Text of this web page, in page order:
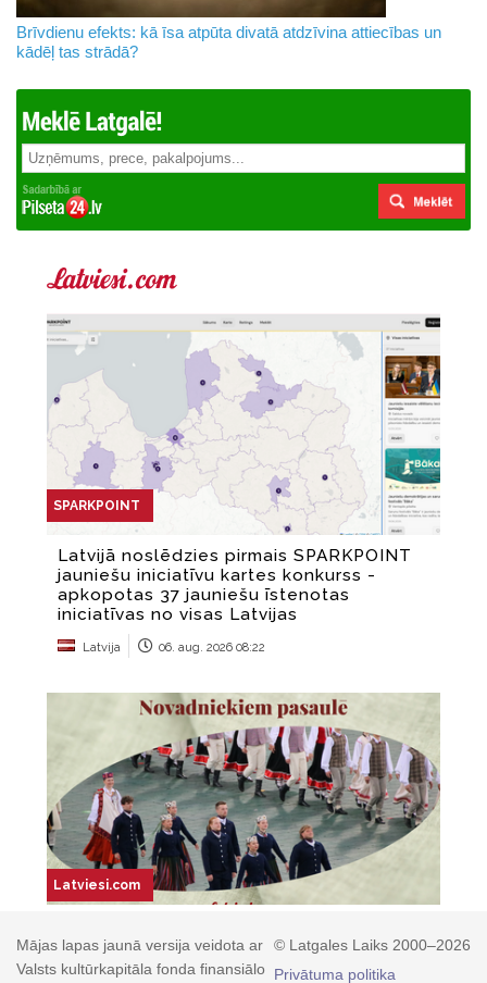
Brīvdienu efekts: kā īsa atpūta divatā atdzīvina attiecības un
kādēļ tas strādā?
© Latgales Laiks 2000–2026
Privātuma politika
Mājas lapas jaunā versija veidota ar
Valsts kultūrkapitāla fonda finansiālo